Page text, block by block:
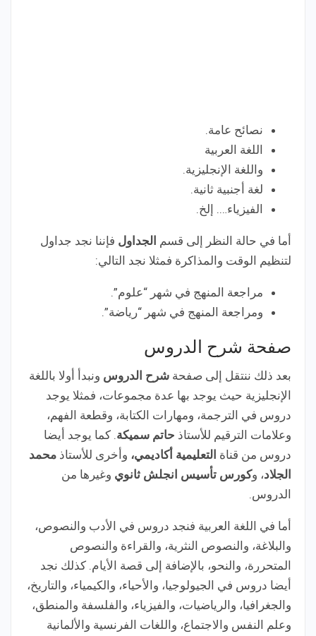
نصائح عامة.
اللغة العربية
واللغة الإنجليزية.
لغة أجنبية ثانية.
الفيزياء…. إلخ.
أما في حالة النظر إلى قسم الجداول فإننا نجد جداول
لتنظيم الوقت والمذاكرة فمثلا نجد التالي:
مراجعة المنهج في شهر “علوم”.
ومراجعة المنهج في شهر “رياضة”.
صفحة شرح الدروس
بعد ذلك ننتقل إلى صفحة شرح الدروس ونبدأ أولا باللغة
الإنجليزية حيث يوجد بها عدة مجموعات، فمثلا يوجد
دروس في الترجمة، ومهارات الكتابة، وقطعة الفهم،
وعلامات الترقيم للأستاذ حاتم سميكة. كما يوجد أيضا
دروس من قناة التعليمية أكاديمي، وأخرى للأستاذ محمد
الجلاد، وكورس تأسيس انجلش ثانوي وغيرها من
الدروس.
أما في اللغة العربية فنجد دروس في الأدب والنصوص،
والبلاغة، والنصوص النثرية، والقراءة والنصوص
المتحررة، والنحو، بالإضافة إلى قصة الأيام. كذلك نجد
أيضا دروس في الجيولوجيا، والأحياء، والكيمياء، والتاريخ،
والجغرافيا، والرياضيات، والفيزياء، والفلسفة والمنطق،
وعلم النفس والاجتماع، واللغات الفرنسية والألمانية